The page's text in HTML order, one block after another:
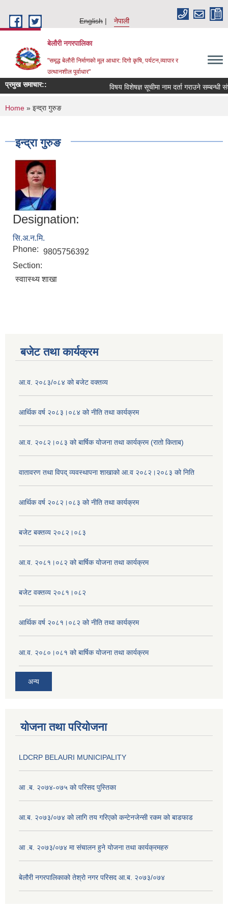
English
नेपाली
बेलौरी नगरपालिका
"समृद्ध बेलौरी निर्माणको मूल आधार: दिगो कृषि, पर्यटन,व्यापार र
उत्थानशील पूर्वाधार"
प्रमुख समाचार:: विषय विशेषज्ञ सूचीमा नाम दर्ता गराउने सम्बन्धी
You are here
Home » इन्द्रा गुरुङ
इन्द्रा गुरुङ
Designation:
सि.अ.न.मि.
Phone: 9805756392
Section:
स्वाास्थ्य शाखा
बजेट तथा कार्यक्रम
आ.व. २०८३/०८४ को बजेट वक्तव्य
आर्थिक वर्ष २०८३।०८४ को नीति तथा कार्यक्रम
आ.व. २०८२।०८३ को बार्षिक योजना तथा कार्यक्रम (रातो किताब)
वातावरण तथा विपद् व्यवस्थापना शाखाको आ.व २०८२।२०८३ को निति
आर्थिक वर्ष २०८२।०८३ को नीति तथा कार्यक्रम
बजेट बक्तव्य २०८२।०८३
आ.व. २०८१।०८२ को बार्षिक योजना तथा कार्यक्रम
बजेट वक्तव्य २०८१।०८२
आर्थिक वर्ष २०८१।०८२ को नीति तथा कार्यक्रम
आ.व. २०८०।०८१ को बार्षिक योजना तथा कार्यक्रम
अन्य
योजना तथा परियोजना
LDCRP BELAURI MUNICIPALITY
आ .ब. २०७४-०७५ को परिसद पुस्तिका
आ.ब. २०७३/०७४ को लागि तय गरिएको कन्टेनजेन्सी रकम को बाडफाड
आ .ब. २०७३/०७४ मा संचालन हुने योजना तथा कार्यक्रमहरु
बेलौरी नगरपालिकाको तेश्रो नगर परिसद आ.ब. २०७३/०७४